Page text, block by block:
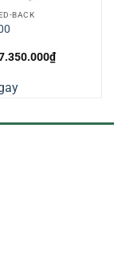
BACK
₫Giá
hiện